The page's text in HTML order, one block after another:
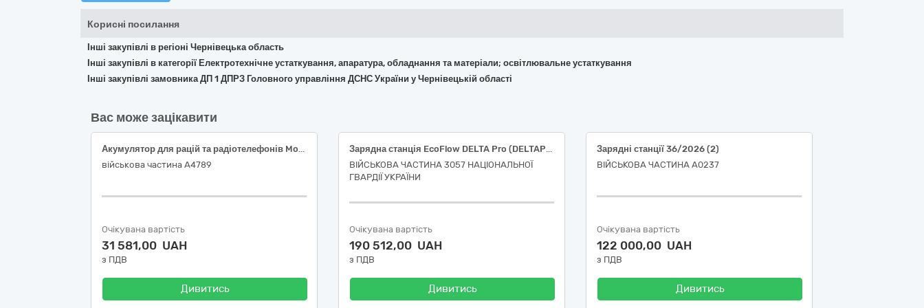
Корисні посилання
Інші закупівлі в регіоні Чернівецька область
Інші закупівлі в категорії Електротехнічне устаткування, апаратура, обладнання та матеріали; освітлювальне устаткування
Інші закупівлі замовника ДП 1 ДПРЗ Головного управління ДСНС України у Чернівецькій області
Вас може зацікавити
Акумулятор для рацій та радіотелефонів Motorola, Модель радіостанцій Motorola - DP4400 Li-ion 7.4V 3200mA Power-Time (PTM-8668L)
військова частина А4789
Очікувана вартість
31 581,00 UAH
з ПДВ
Дивитись
Зарядна станція EcoFlow DELTA Pro (DELTAPro-EU)
ВІЙСЬКОВА ЧАСТИНА 3057 НАЦІОНАЛЬНОЇ
ГВАРДІЇ УКРАЇНИ
Очікувана вартість
190 512,00 UAH
з ПДВ
Дивитись
Зарядні станції 36/2026 (2)
ВІЙСЬКОВА ЧАСТИНА А0237
Очікувана вартість
122 000,00 UAH
з ПДВ
Дивитись